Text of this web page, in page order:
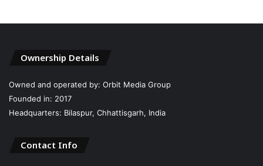
Ownership Details
Owned and operated by: Orbit Media Group
Founded in: 2017
Headquarters: Bilaspur, Chhattisgarh, India
Contact Info